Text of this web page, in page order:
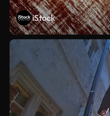
iStock